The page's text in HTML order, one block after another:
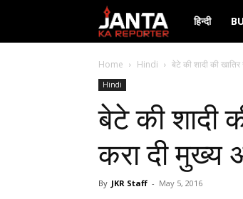
Janta
Ka
Reporter
हिन्दी
Home Hindi बेटे की शादी की
Hindi
बेटे की शादी
करा दी मुख्य
By JKR Staff - May 5, 2016